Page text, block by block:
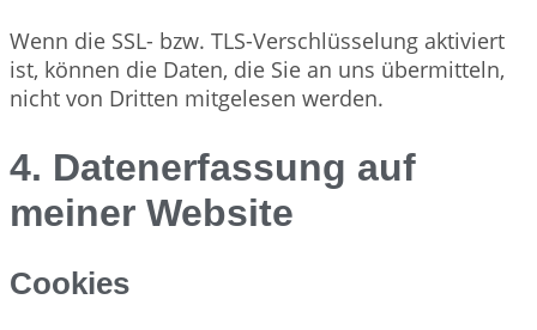
Wenn die SSL- bzw. TLS-Verschlüsselung aktiviert
ist, können die Daten, die Sie an uns übermitteln,
nicht von Dritten mitgelesen werden.
4. Datenerfassung auf
meiner Website
Cookies